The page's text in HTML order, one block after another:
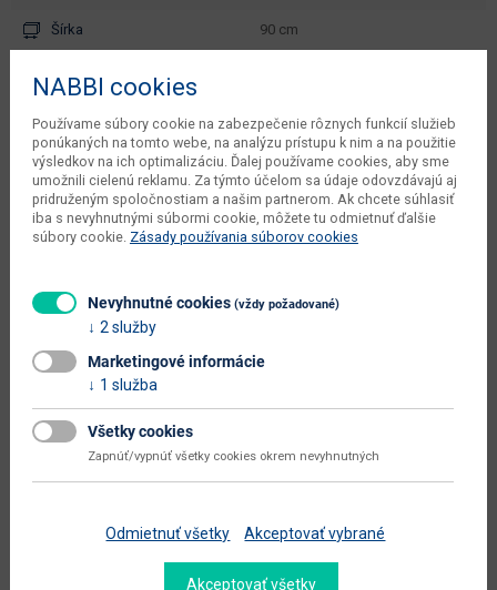
Šírka 90 cm
váha s obalom dodávateľa 12 kg
dodávateľa
0.2921 m3
počet balíkov dodávateľa 1 ks
montáž jednoduchá
hlavná farba
farba prírodná
NABBI cookies
Používame súbory cookie na zabezpečenie rôznych funkcií služieb
ponúkaných na tomto webe, na analýzu prístupu k nim a na použitie
výsledkov na ich optimalizáciu. Ďalej používame cookies, aby sme
umožnili cielenú reklamu. Za týmto účelom sa údaje odovzdávajú aj
pridruženým spoločnostiam a našim partnerom. Ak chcete súhlasiť
iba s nevyhnutnými súbormi cookie, môžete tu odmietnuť ďalšie
súbory cookie. Zásady používania súborov cookies
Nevyhnutné cookies (vždy požadované)
2 služby
Marketingové informácie
1 služba
Všetky cookies
Zapnúť/vypnúť všetky cookies okrem nevyhnutných
Odmietnuť všetky Akceptovať vybrané
Akceptovať všetky